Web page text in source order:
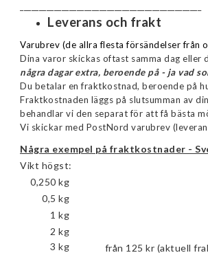
Leverans och frakt
Varubrev (de allra flesta försändelser från
Dina varor skickas oftast samma dag eller
några dagar extra, beroende på - ja vad
Du betalar en fraktkostnad, beroende på
Fraktkostnaden läggs på slutsumman av
behandlar vi den separat för att få bästa
Vi skickar med PostNord varubrev
Några exempel på fraktkostnader -
Vikt högst:
0,250 kg
0,5 kg
1 kg
2 kg
3 kg
från 125 kr (aktuell